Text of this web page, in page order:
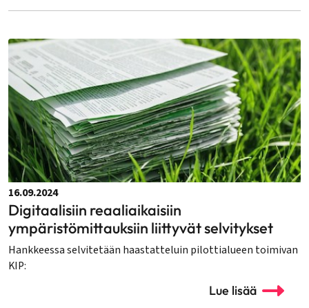
16.09.2024
Digitaalisiin reaaliaikaisiin
ympäristömittauksiin liittyvät selvitykset
Hankkeessa selvitetään haastatteluin pilottialueen toimivan
KIP:
Lue lisää